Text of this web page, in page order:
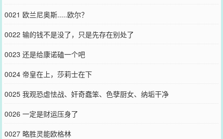
0021 欧兰尼奥斯.....欧尔？
0022 输的钱不是没了，只是先存在别处了
0023 还是给康诺磕一个吧
0024 帝皇在上，莎莉士在下
0025 我观恐虐怯战、奸奇蠢笨、色孽厨女、纳垢干净
0026 一定是财运压身了
0027 略胜灵能欧格林